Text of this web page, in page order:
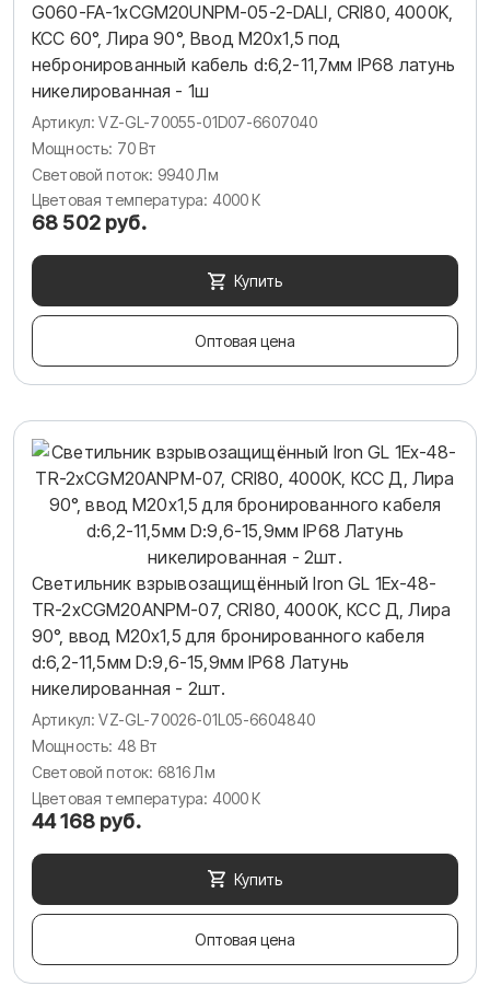
G060-FA-1хCGM20UNPM-05-2-DALI, CRI80, 4000K,
КСС 60°, Лира 90°, Ввод М20х1,5 под
небронированный кабель d:6,2-11,7мм IP68 латунь
никелированная - 1ш
Артикул: VZ-GL-70055-01D07-6607040
Мощность: 70 Вт
Световой поток: 9940 Лм
Цветовая температура: 4000 К
68 502 руб.
Купить
Оптовая цена
Светильник взрывозащищённый Iron GL 1Ex-48-
TR-2хCGM20ANPM-07, CRI80, 4000K, КСС Д, Лира
90°, ввод М20х1,5 для бронированного кабеля
d:6,2-11,5мм D:9,6-15,9мм IP68 Латунь
никелированная - 2шт.
Артикул: VZ-GL-70026-01L05-6604840
Мощность: 48 Вт
Световой поток: 6816 Лм
Цветовая температура: 4000 К
44 168 руб.
Купить
Оптовая цена